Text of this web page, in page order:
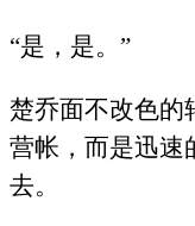
“是，是。”
楚乔面不改色的
营帐，而是迅速
去。